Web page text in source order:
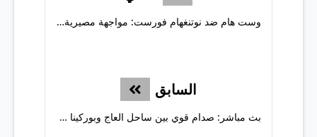
وست هام ضد نوتنغهام فورست: مواجهة مصيرية في قاع الدوري الإنجليزي
السابق
بث مباشر: صدام قوي بين ساحل العاج وبوركينا فاسو